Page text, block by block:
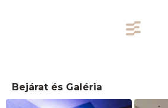
Bejárat és Galéria